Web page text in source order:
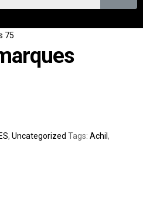
, Uncategorized Tags: Achil ,